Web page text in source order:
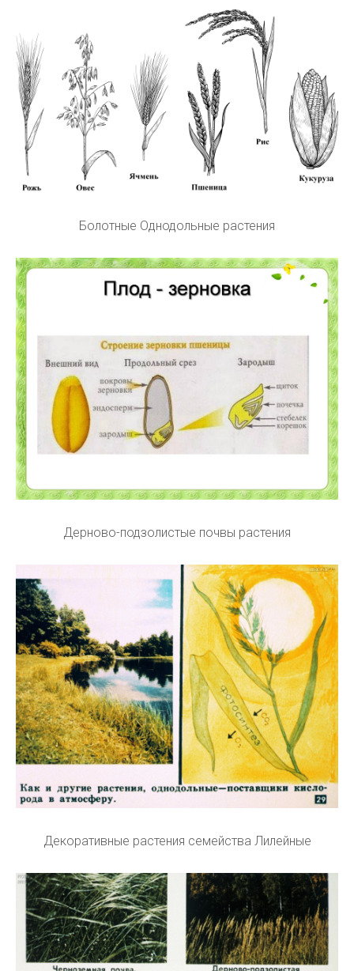
Болотные Однодольные растения
Дерново-подзолистые почвы растения
Декоративные растения семейства Лилейные